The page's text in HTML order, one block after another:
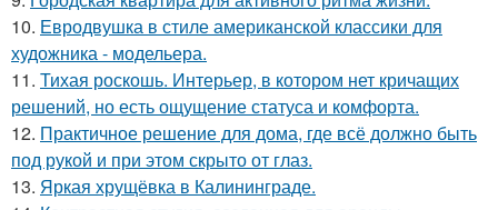
10. Евродвушка в стиле американской классики для
художника - модельера.
11. Тихая роскошь. Интерьер, в котором нет кричащих
решений, но есть ощущение статуса и комфорта.
12. Практичное решение для дома, где всё должно быть
под рукой и при этом скрыто от глаз.
13. Яркая хрущёвка в Калининграде.